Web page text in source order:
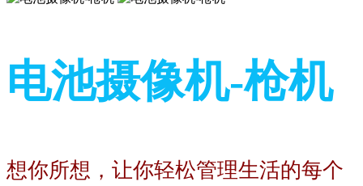
电池摄像机-枪机
想你所想，让你轻松管理生活的每个